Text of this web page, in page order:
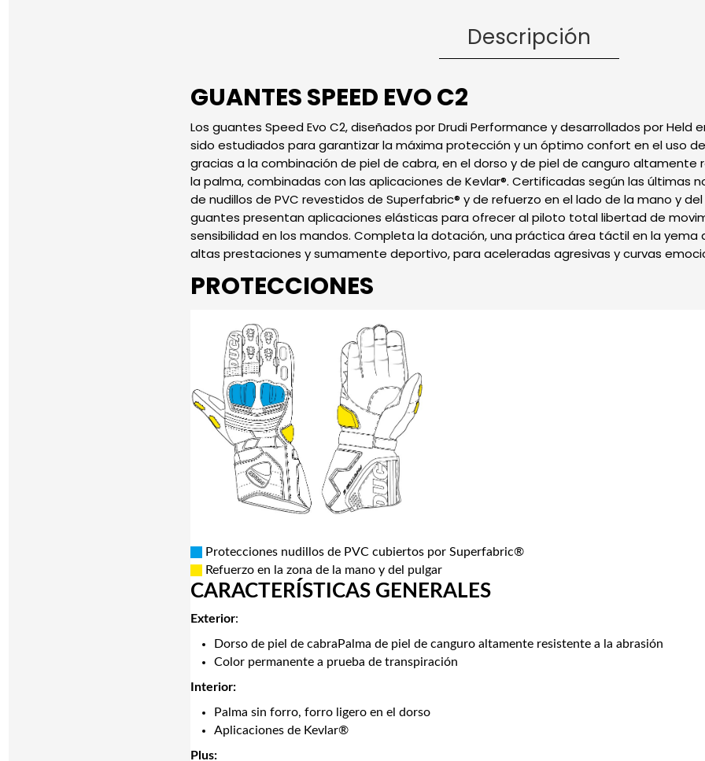
Descripción
GUANTES SPEED EVO C2
Los guantes Speed Evo C2, diseñados por Drudi Performance y desarrollados por Held
sido estudiados para garantizar la máxima protección y un óptimo confort en el uso
gracias a la combinación de piel de cabra, en el dorso y de piel de canguro altamente
la palma, combinadas con las aplicaciones de Kevlar®. Certificadas según las últimas
de nudillos de PVC revestidos de Superfabric® y de refuerzo en el lado de la mano y
guantes presentan aplicaciones elásticas para ofrecer al piloto total libertad de
sensibilidad en los mandos. Completa la dotación, una práctica área táctil en la yema
altas prestaciones y sumamente deportivo, para aceleradas agresivas y curvas
PROTECCIONES
Protecciones nudillos de PVC cubiertos por Superfabric®
Refuerzo en la zona de la mano y del pulgar
CARACTERÍSTICAS GENERALES
Exterior:
Dorso de piel de cabraPalma de piel de canguro altamente resistente a la abrasión
Color permanente a prueba de transpiración
Interior:
Palma sin forro, forro ligero en el dorso
Aplicaciones de Kevlar®
Plus: